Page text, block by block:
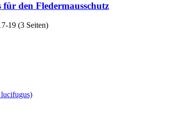
für den Fledermausschutz
19 (3 Seiten)